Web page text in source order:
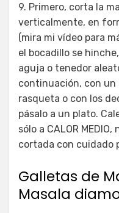
9. Primero, corta la
verticalmente, en
(mira mi vídeo para
el bocadillo se
aguja o tenedor
continuación, con un
rasqueta o con los
pásalo a un plato.
sólo a CALOR
cortada con cuidado
Galletas de
Masala